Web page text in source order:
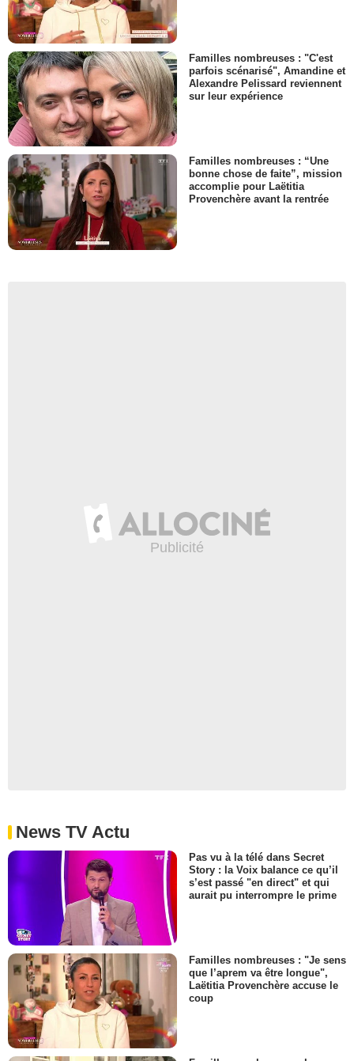
Familles nombreuses : "C'est
parfois scénarisé", Amandine et
Alexandre Pelissard reviennent
sur leur expérience
Familles nombreuses : “Une
bonne chose de faite”, mission
accomplie pour Laëtitia
Provenchère avant la rentrée
News TV Actu
Pas vu à la télé dans Secret
Story : la Voix balance ce qu’il
s’est passé "en direct" et qui
aurait pu interrompre le prime
Familles nombreuses : "Je sens
que l’aprem va être longue",
Laëtitia Provenchère accuse le
coup